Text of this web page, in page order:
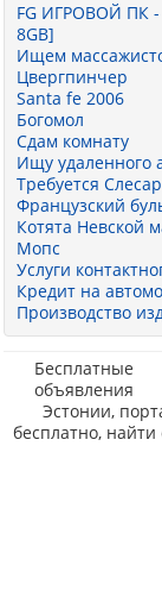
FG ИГРОВОЙ ПК -
8GB]
Ищем
Цвергпинчер
Santa fe 2006
Богомол
Сдам комнату
Ищу удаленного
Требуется
Французский
Котята Невской
Мопс
Услуги
Кредит на
Производство
Бесплатные
объявления
Эстонии,
бесплатно,